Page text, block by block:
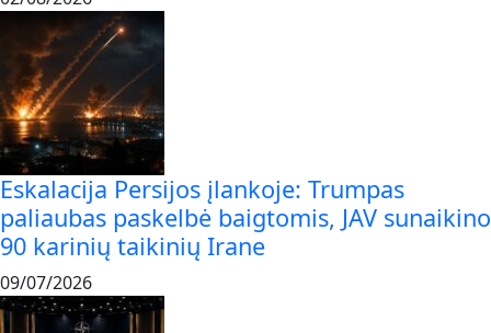
Eskalacija Persijos įlankoje: Trumpas
paliaubas paskelbė baigtomis, JAV sunaikino
90 karinių taikinių Irane
09/07/2026